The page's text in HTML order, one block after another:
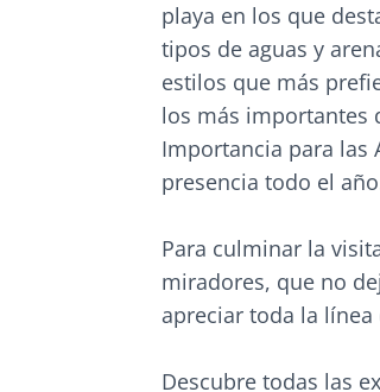
playa en los que
tipos de aguas y
estilos que más
los más importantes
Importancia para las
presencia todo el
Para culminar la
miradores, que no
apreciar toda la
Descubre todas las